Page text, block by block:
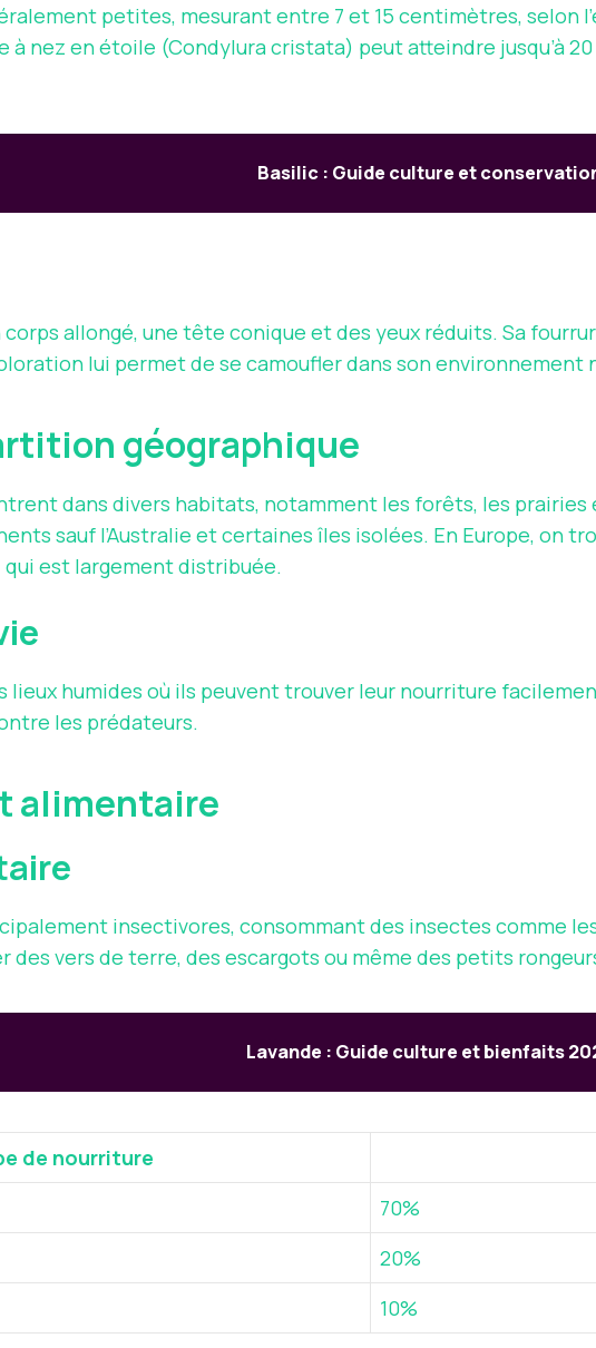
petites, mesurant entre 7 et 15 centimètres, selon
à nez en étoile (Condylura cristata) peut atteindre jusqu’à
Basilic : Guide culture et
corps allongé, une tête conique et des yeux réduits. Sa
lui permet de se camoufler dans son environnement
géographique
dans divers habitats, notamment les forêts, les
sauf l’Australie et certaines îles isolées. En Europe, on
qui est largement distribuée.
lieux humides où ils peuvent trouver leur nourriture
les prédateurs.
alimentaire
insectivores, consommant des insectes comme
des vers de terre, des escargots ou même des petits
Lavande : Guide culture et bienfaits
de nourriture
70%
20%
10%